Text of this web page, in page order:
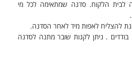
לבית הלקוח. סדנה שמתאימה לכל מי
להצליח לאפות מיד לאחר הסדנה.
בודדים . ניתן לקנות שובר מתנה לסדנה